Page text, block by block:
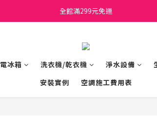
日立家電、國際牌 原廠管制價格 私訊優惠價
全館滿299元免運
電冰箱 洗衣機/乾衣機 淨水設備
安裝實例
空調施工費用表